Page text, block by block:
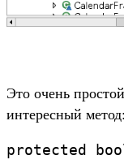
Это очень
интересный метод:
protected